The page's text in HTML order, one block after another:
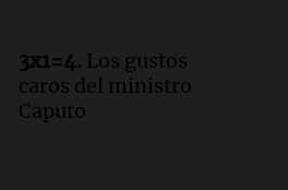
3x1=4. Los gustos
caros del ministro
Caputo